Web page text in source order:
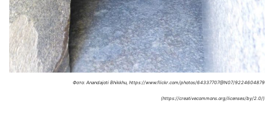
Фото: Anandajoti Bhikkhu, https://www.flickr.com/photos/64337707@N07/9224604879
(https://creativecommons.org/licenses/by/2.0/)